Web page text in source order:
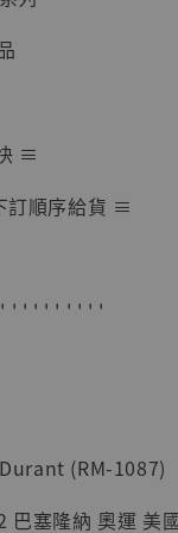
加購優惠【海賊王 布魯克達摩 [7STARS Studio]】
≡
訂順序給貨 ≡
' ' ' ' ' ' ' ' '
(RM-1087)
巴塞隆納 奧運 美